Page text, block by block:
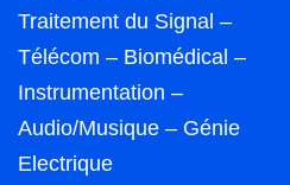
Traitement du Signal –
Télécom – Biomédical –
Instrumentation –
Audio/Musique – Génie
Electrique